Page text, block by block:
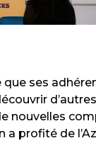
que ses
nouvelles
a profité de